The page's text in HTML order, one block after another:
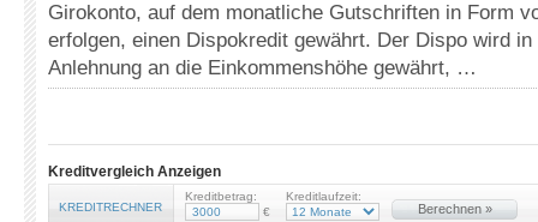
Girokonto, auf dem monatliche Gutschriften in Form
erfolgen, einen Dispokredit gewährt. Der Dispo wird
Anlehnung an die Einkommenshöhe gewährt, …
Kreditvergleich Anzeigen
KREDITRECHNER
Kreditbetrag:
€
Kreditlaufzeit:
Berechnen »